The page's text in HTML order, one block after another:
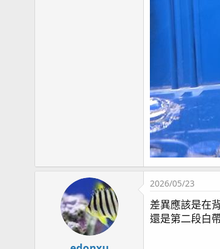
2026/05/23
差異應該是在
還是第二段白